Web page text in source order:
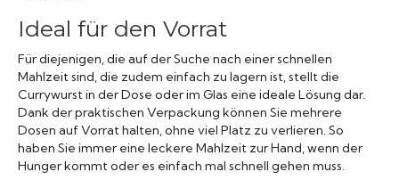
Ideal für den Vorrat
Für diejenigen, die auf der Suche nach einer schnellen
Mahlzeit sind, die zudem einfach zu lagern ist, stellt die
Currywurst in der Dose oder im Glas eine ideale Lösung dar.
Dank der praktischen Verpackung können Sie mehrere
Dosen auf Vorrat halten, ohne viel Platz zu verlieren. So
haben Sie immer eine leckere Mahlzeit zur Hand, wenn der
Hunger kommt oder es einfach mal schnell gehen muss.